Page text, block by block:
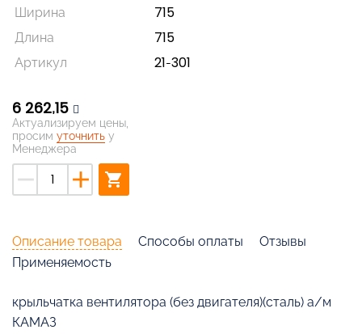
Ширина
715
Длина
715
Артикул
21-301
6 262,15
Актуализируем цены,
просим уточнить у
Менеджера
remove add shopping_cart
Описание товара Способы оплаты
Отзывы
Применяемость
крыльчатка вентилятора (без двигателя)(сталь) а/м
КАМАЗ